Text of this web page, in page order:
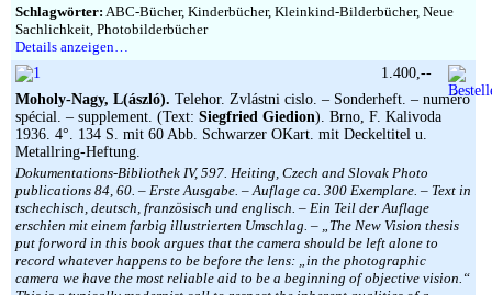
Schlagwörter: ABC-Bücher, Kinderbücher, Kleinkind-Bilderbücher, Neue
Sachlichkeit, Photobilderbücher
Details anzeigen…
Moholy-Nagy, L(ászló). Telehor. Zvlástni cislo. – Sonderheft. – numéro
spécial. – supplement. (Text: Siegfried Giedion). Brno, F. Kalivoda
1936. 4°. 134 S. mit 60 Abb. Schwarzer OKart. mit Deckeltitel u.
Metallring-Heftung.
Dokumentations-Bibliothek IV, 597. Heiting, Czech and Slovak Photo
publications 84, 60. – Erste Ausgabe. – Auflage ca. 300 Exemplare. – Text in
tschechisch, deutsch, französisch und englisch. – Ein Teil der Auflage
erschien mit einem farbig illustrierten Umschlag. – „The New Vision thesis
put forword in this book argues that the camera should be left alone to
record whatever happens to be before the lens: „in the photographic
camera we have the most reliable aid to be a beginning of objective vision.“
1.400,--